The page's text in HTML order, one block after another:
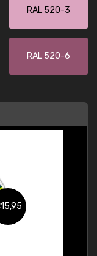
RAL 520-3
RAL 520-6